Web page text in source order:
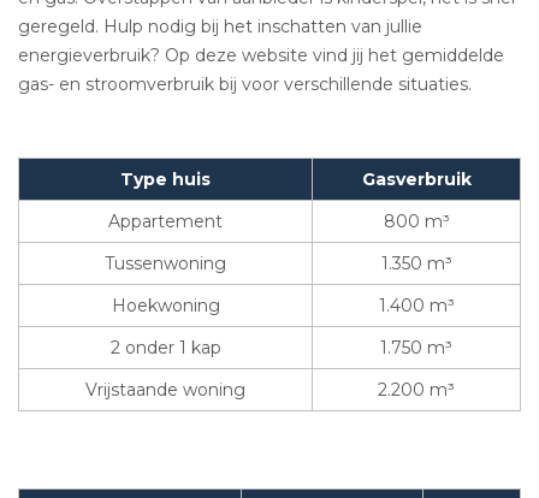
geregeld. Hulp nodig bij het inschatten van jullie
energieverbruik? Op deze website vind jij het gemiddelde
gas- en stroomverbruik bij voor verschillende situaties.
Type huis
Gasverbruik
Appartement
800 m³
Tussenwoning
1.350 m³
Hoekwoning
1.400 m³
2 onder 1 kap
1.750 m³
Vrijstaande woning
2.200 m³